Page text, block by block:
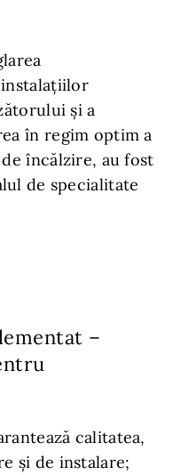
şi a
în regim optim a
încălzire, au fost
de specialitate
–
calitatea,
şi de instalare;